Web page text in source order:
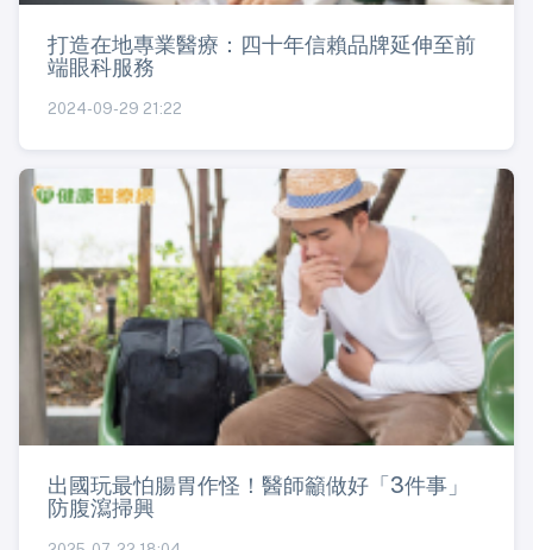
打造在地專業醫療：四十年信賴品牌延伸至前
端眼科服務
2024-09-29 21:22
出國玩最怕腸胃作怪！醫師籲做好「3件事」
防腹瀉掃興